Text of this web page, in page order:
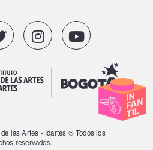
las Artes - Idartes © Todos los
reservados.